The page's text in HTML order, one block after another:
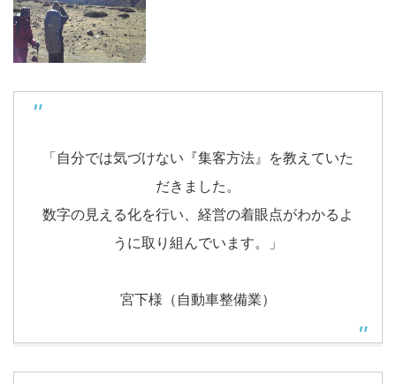
「自分では気づけない『集客方法』を教えていた
だきました。
数字の見える化を行い、経営の着眼点がわかるよ
うに取り組んでいます。」
宮下様（自動車整備業）